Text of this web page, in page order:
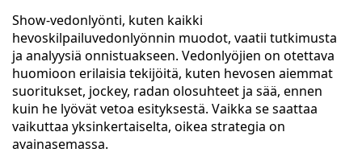
Show-vedonlyönti, kuten kaikki
hevoskilpailuvedonlyönnin muodot, vaatii tutkimusta
ja analyysiä onnistuakseen. Vedonlyöjien on otettava
huomioon erilaisia tekijöitä, kuten hevosen aiemmat
suoritukset, jockey, radan olosuhteet ja sää, ennen
kuin he lyövät vetoa esityksestä. Vaikka se saattaa
vaikuttaa yksinkertaiselta, oikea strategia on
avainasemassa.